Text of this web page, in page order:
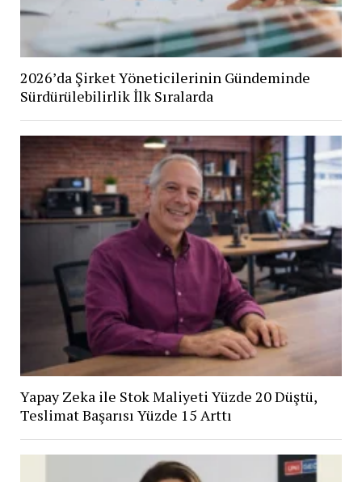
2026’da Şirket Yöneticilerinin Gündeminde
Sürdürülebilirlik İlk Sıralarda
Yapay Zeka ile Stok Maliyeti Yüzde 20 Düştü,
Teslimat Başarısı Yüzde 15 Arttı